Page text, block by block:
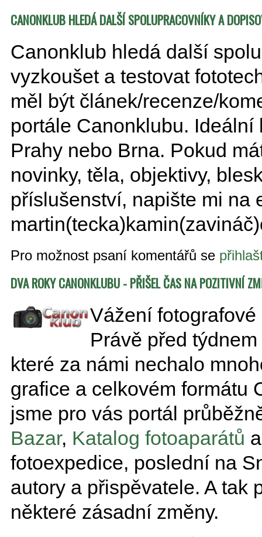
CANONKLUB HLEDÁ DALŠÍ SPOLUPRACOVNÍKY A
Canonklub hledá další
vyzkoušet a testovat
měl být článek/recenze/
portále Canonklubu.
Prahy nebo Brna. Pokud
novinky, těla, objektivy,
příslušenství, napište mi na
Pro možnost psaní komentářů se
DVA ROKY CANONKLUBU - PŘIŠEL ČAS NA POZITIVNÍ
Vážení
Právě před
které za námi nechalo
grafice a celkovém formátu
jsme pro vás portál
Bazar, Katalog fotoaparátů
fotoexpedice, poslední na
autory a přispěvatele. A tak
některé zásadní změny.